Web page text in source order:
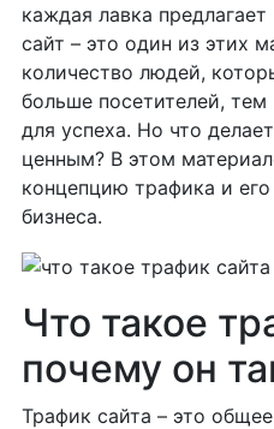
каждая лавка
сайт – это один из этих
количество людей,
больше посетителей,
для успеха. Но что
ценным? В этом
концепцию трафика и
бизнеса.
Что такое
почему он
Трафик сайта – это